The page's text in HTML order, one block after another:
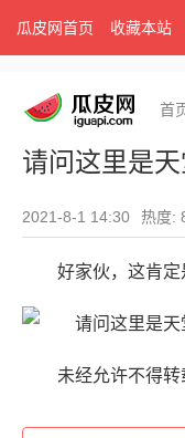
瓜皮网首页 收藏本站
首
请问这里是天
2021-8-1 14:30 热度:
好家伙，这肯定
未经允许不得转